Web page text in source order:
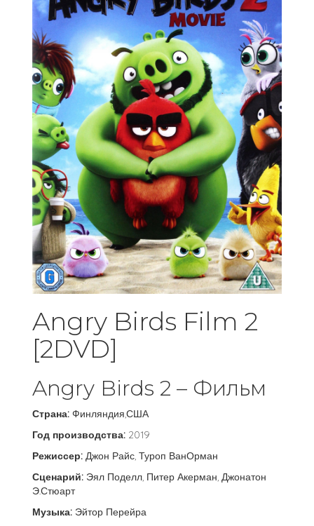
Angry Birds Film 2
[2DVD]
Angry Birds 2 – Фильм
Страна: Финляндия,США
Год производства: 2019
Режиссер: Джон Райс, Туроп ВанОрман
Сценарий: Эял Поделл, Питер Акерман, Джонатон
Э.Стюарт
Музыка: Эйтор Перейра